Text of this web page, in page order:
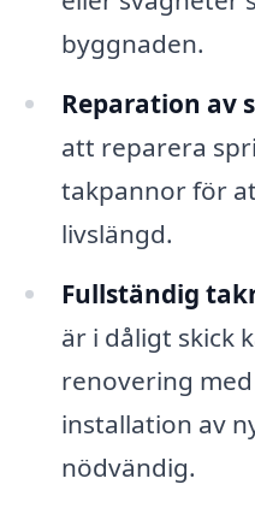
byggnaden.
Reparation av
att reparera
takpannor för
livslängd.
Fullständig
är i dåligt skick
renovering
installation av
nödvändig.